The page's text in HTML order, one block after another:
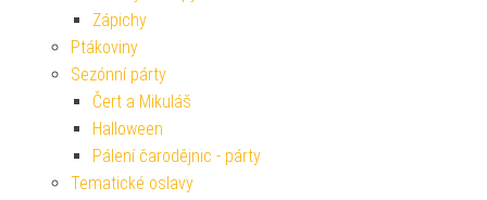
Zápichy
Ptákoviny
Sezónní párty
Čert a Mikuláš
Halloween
Pálení čarodějnic - párty
Tematické oslavy